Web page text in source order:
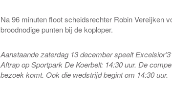
Na 96 minuten floot scheidsrechter Robin Vereijken
broodnodige punten bij de koploper.
Aanstaande zaterdag 13 december speelt
Aftrap op Sportpark De Koerbelt: 14:30 uur. De
bezoek komt. Ook die wedstrijd begint om 14:30 uur.